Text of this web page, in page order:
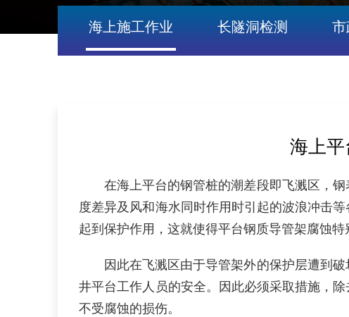
海上施工作业 长隧洞检测 市
海上
在海上平台的钢管桩的潮差段即飞溅区，钢
度差异及风和海水同时作用时引起的波浪冲击
起到保护作用，这就使得平台钢质导管架腐蚀特
因此在飞溅区由于导管架外的保护层遭到破
井平台工作人员的安全。因此必须采取措施，
不受腐蚀的损伤。